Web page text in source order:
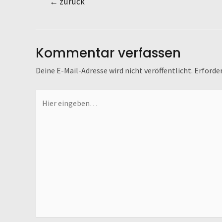
Kommentar verfassen
Deine E-Mail-Adresse wird nicht veröffentlicht.